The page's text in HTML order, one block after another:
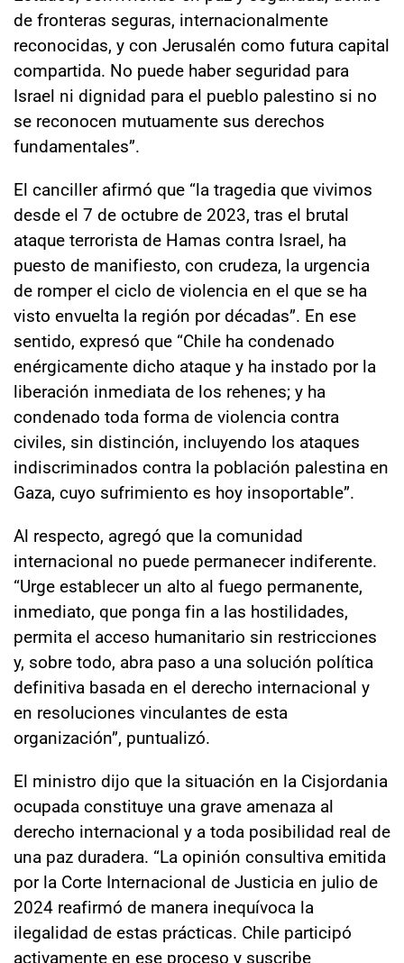
de fronteras seguras, internacionalmente
reconocidas, y con Jerusalén como futura capital
compartida. No puede haber seguridad para
Israel ni dignidad para el pueblo palestino si no
se reconocen mutuamente sus derechos
fundamentales”.
El canciller afirmó que “la tragedia que vivimos
desde el 7 de octubre de 2023, tras el brutal
ataque terrorista de Hamas contra Israel, ha
puesto de manifiesto, con crudeza, la urgencia
de romper el ciclo de violencia en el que se ha
visto envuelta la región por décadas”. En ese
sentido, expresó que “Chile ha condenado
enérgicamente dicho ataque y ha instado por la
liberación inmediata de los rehenes; y ha
condenado toda forma de violencia contra
civiles, sin distinción, incluyendo los ataques
indiscriminados contra la población palestina en
Gaza, cuyo sufrimiento es hoy insoportable”.
Al respecto, agregó que la comunidad
internacional no puede permanecer indiferente.
“Urge establecer un alto al fuego permanente,
inmediato, que ponga fin a las hostilidades,
permita el acceso humanitario sin restricciones
y, sobre todo, abra paso a una solución política
definitiva basada en el derecho internacional y
en resoluciones vinculantes de esta
organización”, puntualizó.
El ministro dijo que la situación en la Cisjordania
ocupada constituye una grave amenaza al
derecho internacional y a toda posibilidad real de
una paz duradera. “La opinión consultiva emitida
por la Corte Internacional de Justicia en julio de
2024 reafirmó de manera inequívoca la
ilegalidad de estas prácticas. Chile participó
activamente en ese proceso y suscribe